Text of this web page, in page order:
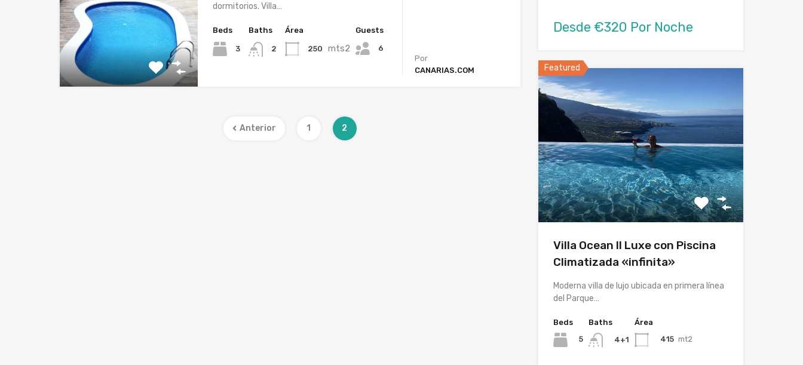
dormitorios. Villa…
Beds
3
Baths
2
Área
250 mts2
Guests
6
Por
CANARIAS.COM
Anterior 1 2
Desde €320 Por Noche
Featured
Villa Ocean II Luxe con Piscina
Climatizada «infinita»
Moderna villa de lujo ubicada en primera línea
del Parque…
Beds
5
Baths
4+1
Área
415 mt2